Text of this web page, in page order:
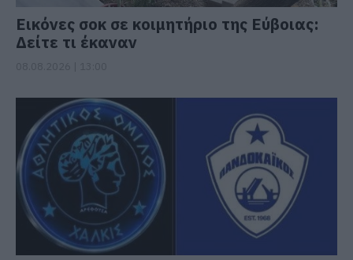
Εικόνες σοκ σε κοιμητήριο της Εύβοιας:
Δείτε τι έκαναν